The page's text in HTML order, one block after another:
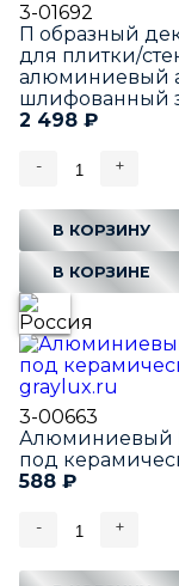
3-01692
П образный
для плитки/
алюминиевый
шлифованный
2 498 ₽
- +
В КОРЗИНУ
В КОРЗИНЕ
3-00663
Алюминиевый
под
588 ₽
- +